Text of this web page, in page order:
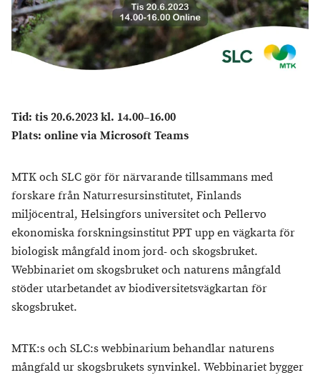
Tid: tis 20.6.2023 kl. 14.00–16.00
Plats: online via Microsoft Teams
MTK och SLC gör för närvarande tillsammans med
forskare från Naturresursinstitutet, Finlands
miljöcentral, Helsingfors universitet och Pellervo
ekonomiska forskningsinstitut PPT upp en vägkarta för
biologisk mångfald inom jord- och skogsbruket.
Webbinariet om skogsbruket och naturens mångfald
stöder utarbetandet av biodiversitetsvägkartan för
skogsbruket.
MTK:s och SLC:s webbinarium behandlar naturens
mångfald ur skogsbrukets synvinkel. Webbinariet bygger